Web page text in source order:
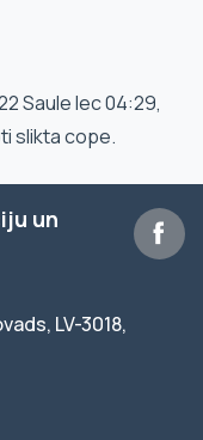
Saule lec 04:29,
slikta cope.
un
LV-3018,